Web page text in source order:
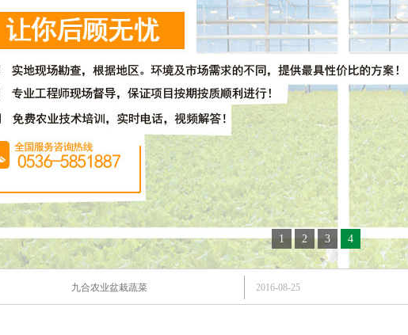
1 2 3 4
九合农业盆栽蔬菜 2016-08-25